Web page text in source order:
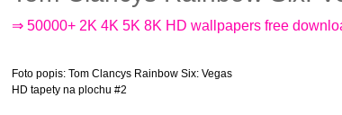
⇒ 50000+ 2K 4K 5K 8K HD wallpapers free
Foto popis: Tom Clancys Rainbow Six: Vegas
HD tapety na plochu #2